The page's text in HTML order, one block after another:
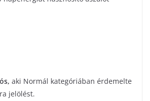
, aki Normál kategóriában érdemelte
jelölést.